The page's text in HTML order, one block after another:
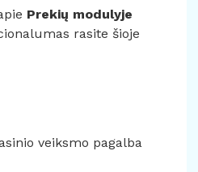
Prekių modulyje
rasite šioje
veiksmo pagalba